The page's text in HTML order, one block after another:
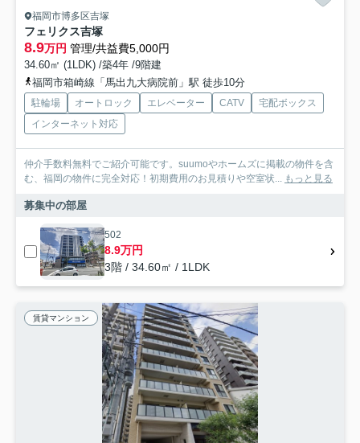
福岡市博多区吉塚
フェリクス吉塚
8.9万円 管理/共益費5,000円
34.60㎡ (1LDK) /築4年 /9階建
福岡市箱崎線「馬出九大病院前」駅 徒歩10分
駐輪場 オートロック エレベーター CATV
宅配ボックス
インターネット対応
仲介手数料無料でご紹介可能です。suumoやホームズに掲載の物件を含
む、福岡の物件に完全対応！初期費用のお見積りや空室状... もっと見る
募集中の部屋
502
8.9万円
3階 / 34.60㎡ / 1LDK
賃貸マンション